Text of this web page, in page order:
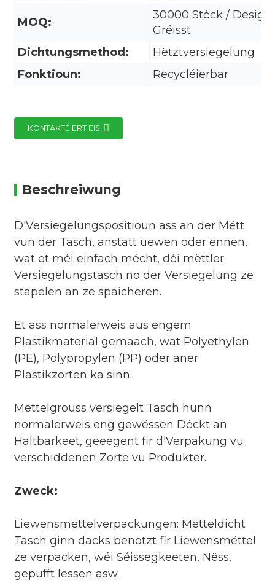
MOQ:
30000 Stéck / Design
Gréisst
Dichtungsmethod:
Hëtztversiegelung
Fonktioun:
Recycléierbar
KONTAKTÉIERT EIS
Beschreiwung
D'Versiegelungspositioun ass an der Mëtt
vun der Täsch, anstatt uewen oder ënnen,
wat et méi einfach mécht, déi mëttler
Versiegelungstäsch no der Versiegelung ze
stapelen an ze späicheren.
Et ass normalerweis aus engem
Plastikmaterial gemaach, wat Polyethylen
(PE), Polypropylen (PP) oder aner
Plastikzorten ka sinn.
Mëttelgrouss versiegelt Täsch hunn
normalerweis eng gewëssen Déckt an
Haltbarkeet, gëeegent fir d'Verpakung vu
verschiddenen Zorte vu Produkter.
Zweck:
Liewensmëttelverpackungen: Mëtteldicht
Täsch ginn dacks benotzt fir Liewensmëttel
ze verpacken, wéi Séissegkeeten, Nëss,
gepufft Iessen asw.